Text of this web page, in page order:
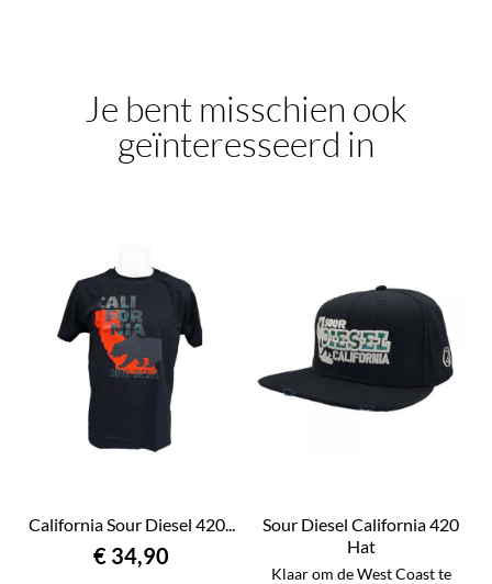
Je bent misschien ook
geïnteresseerd in
California Sour Diesel 420...
€ 34,90
Sour Diesel California 420
Hat
Klaar om de West Coast te